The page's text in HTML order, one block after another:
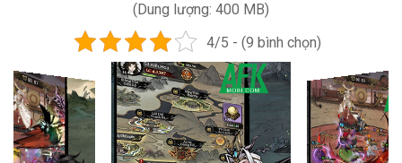
(Dung lượng: 400 MB)
4/5 - (9 bình chọn)